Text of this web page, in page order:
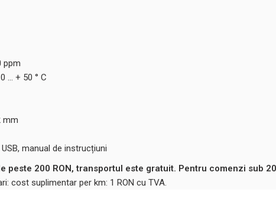
ppm
... + 50 ° C
mm
manual de instrucțiuni
peste 200 RON, transportul este gratuit. Pentru comenzi sub
cost suplimentar per km: 1 RON cu TVA.